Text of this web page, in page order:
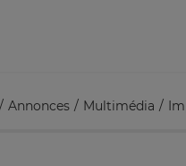
Annonces Multimédia